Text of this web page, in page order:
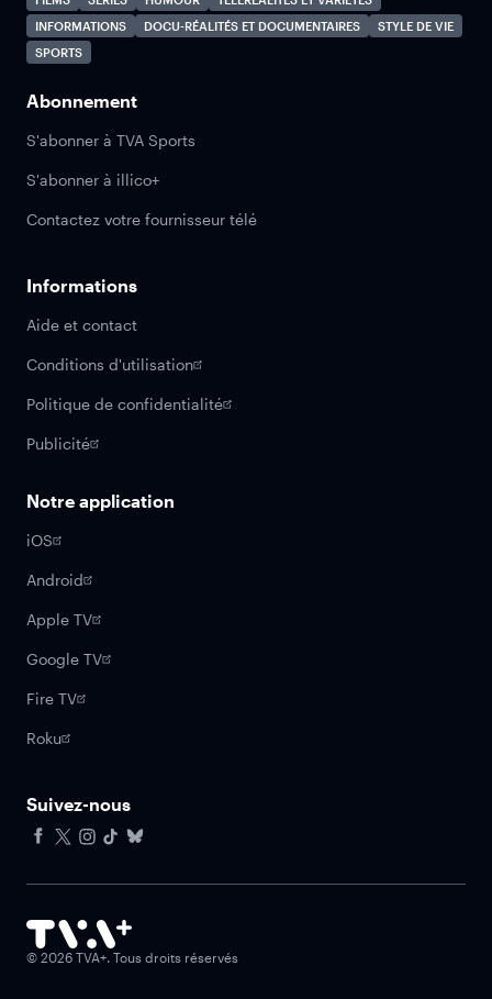
INFORMATIONS
DOCU-RÉALITÉS ET DOCUMENTAIRES
STYLE DE VIE
SPORTS
Abonnement
S'abonner à TVA Sports
S'abonner à illico+
Contactez votre fournisseur télé
Informations
Aide et contact
Conditions d'utilisation
Politique de confidentialité
Publicité
Notre application
iOS
Android
Apple TV
Google TV
Fire TV
Roku
Suivez-nous
© 2026 TVA+. Tous droits réservés